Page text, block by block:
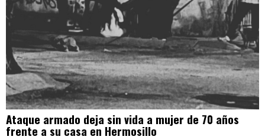
Ataque armado deja sin vida a mujer de 70 años
frente a su casa en Hermosillo